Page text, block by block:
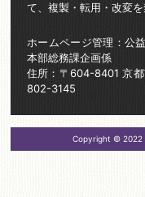
て、複製・転用・改変を
ホームページ管理：公
本部総務課企画係
住所：〒604-8401 京
802-3145
Copyright © 2022